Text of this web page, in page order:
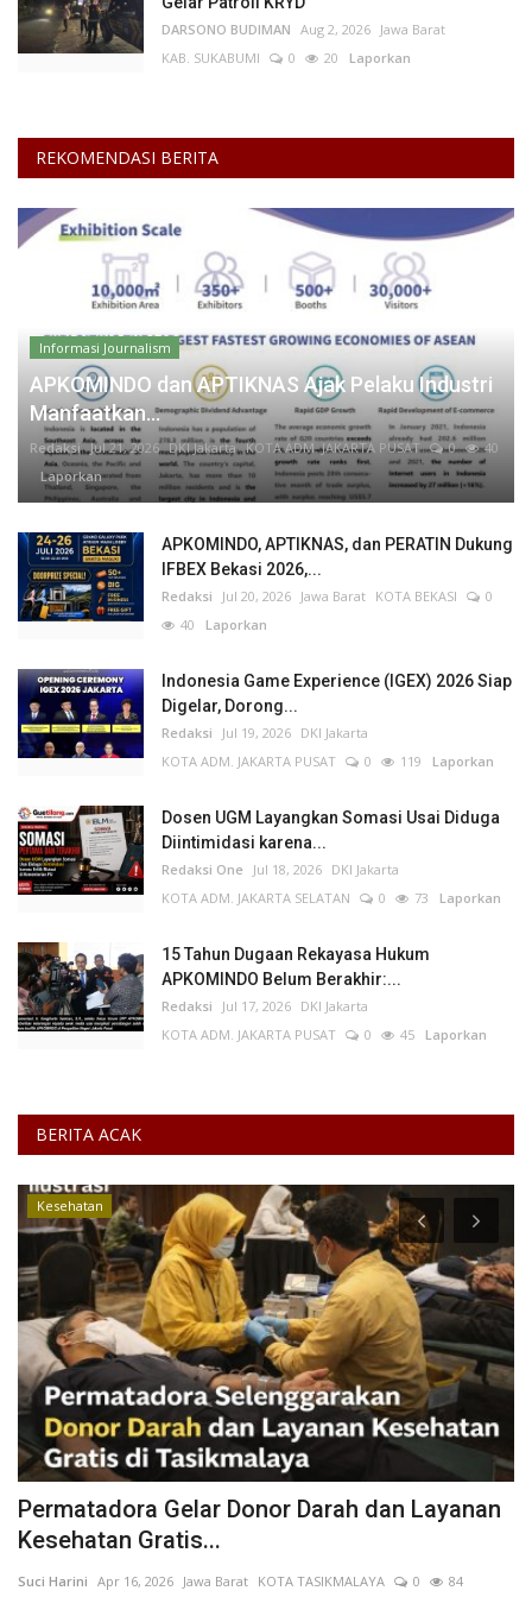
DARSONO BUDIMAN Aug 2, 2026 Jawa Barat
KAB. SUKABUMI
0 20 Laporkan
REKOMENDASI BERITA
Informasi Journalism
APKOMINDO dan APTIKNAS Ajak Pelaku Industri
Manfaatkan...
Redaksi Jul 21, 2026 DKI Jakarta KOTA ADM. JAKARTA PUSAT 0
40
Laporkan
APKOMINDO, APTIKNAS, dan PERATIN Dukung
IFBEX Bekasi 2026,...
Redaksi Jul 20, 2026 Jawa Barat KOTA BEKASI
0
40 Laporkan
Indonesia Game Experience (IGEX) 2026 Siap
Digelar, Dorong...
Redaksi Jul 19, 2026 DKI Jakarta
KOTA ADM. JAKARTA PUSAT
0 119 Laporkan
Dosen UGM Layangkan Somasi Usai Diduga
Diintimidasi karena...
Redaksi One Jul 18, 2026 DKI Jakarta
KOTA ADM. JAKARTA SELATAN
0 73 Laporkan
15 Tahun Dugaan Rekayasa Hukum
APKOMINDO Belum Berakhir:...
Redaksi Jul 17, 2026 DKI Jakarta
KOTA ADM. JAKARTA PUSAT
0 45 Laporkan
BERITA ACAK
Kesehatan
Permatadora Gelar Donor Darah dan Layanan
Kesehatan Gratis...
Suci Harini Apr 16, 2026 Jawa Barat KOTA TASIKMALAYA 0
84